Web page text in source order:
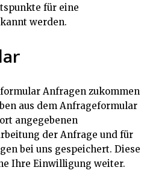
für eine
werden.
Anfragen zukommen
aus dem Anfrageformular
angegebenen
der Anfrage und für
bei uns gespeichert. Diese
Ihre Einwilligung weiter.